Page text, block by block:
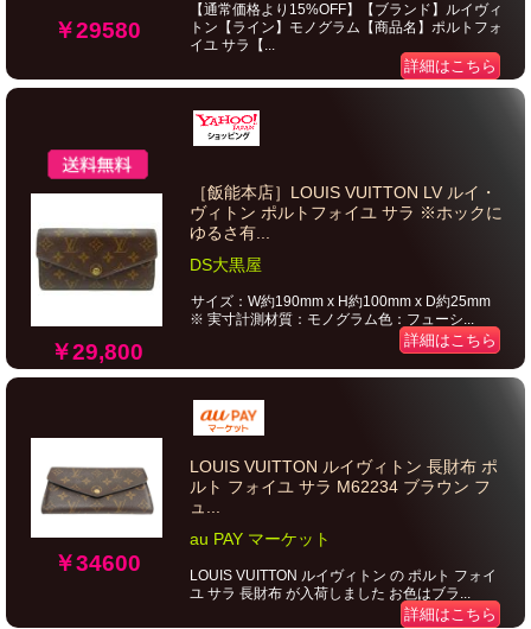
￥29580
【通常価格より15%OFF】【ブランド】ルイヴィ
トン【ライン】モノグラム【商品名】ポルトフォ
イユ サラ【...
詳細はこちら
￥29,800
［飯能本店］LOUIS VUITTON LV ルイ・
ヴィトン ポルトフォイユ サラ ※ホックに
ゆるさ有...
DS大黒屋
サイズ：W約190mm x H約100mm x D約25mm
※ 実寸計測材質：モノグラム色：フューシ...
詳細はこちら
￥34600
LOUIS VUITTON ルイヴィトン 長財布 ポ
ルト フォイユ サラ M62234 ブラウン フ
ュ...
au PAY マーケット
LOUIS VUITTON ルイヴィトン の ポルト フォイ
ユ サラ 長財布 が入荷しました お色はブラ...
詳細はこちら